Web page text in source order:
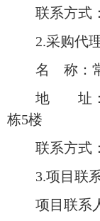
联系方式：
2.采购代
名
称：
地 址：
栋5楼
联系方式：
3.项目联
项目联系